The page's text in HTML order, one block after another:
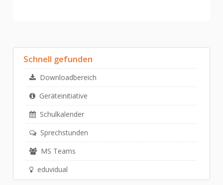
Sprechstunden
Webmail
eduvidual
SOST-
Kursverzeichnis
Reifeprüfung
Schnell gefunden
Downloadbereich
Geräteinitiative
Schulkalender
Sprechstunden
MS Teams
eduvidual